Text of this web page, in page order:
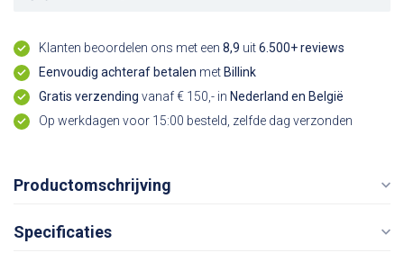
Klanten beoordelen ons met een 8,9 uit6.500+ reviews
Eenvoudig achteraf betalen met Billink
Gratis verzending vanaf € 150,- in Nederland en België
Op werkdagen voor 15:00 besteld, zelfde dag verzonden
Productomschrijving
Specificaties